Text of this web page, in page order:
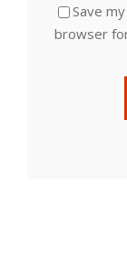
Save
browser